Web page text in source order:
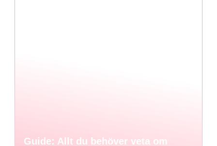
Guide: Allt du behöver veta om